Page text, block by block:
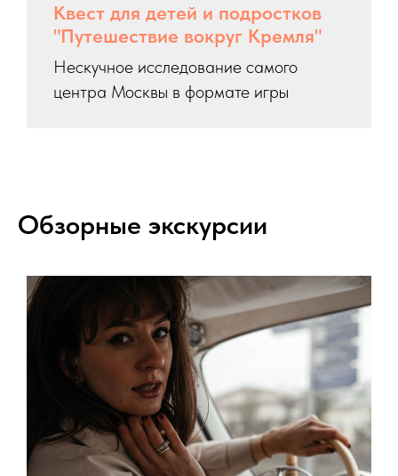
Квест для детей и подростков
"Путешествие вокруг Кремля"
Нескучное исследование самого
центра Москвы в формате игры
Обзорные экскурсии